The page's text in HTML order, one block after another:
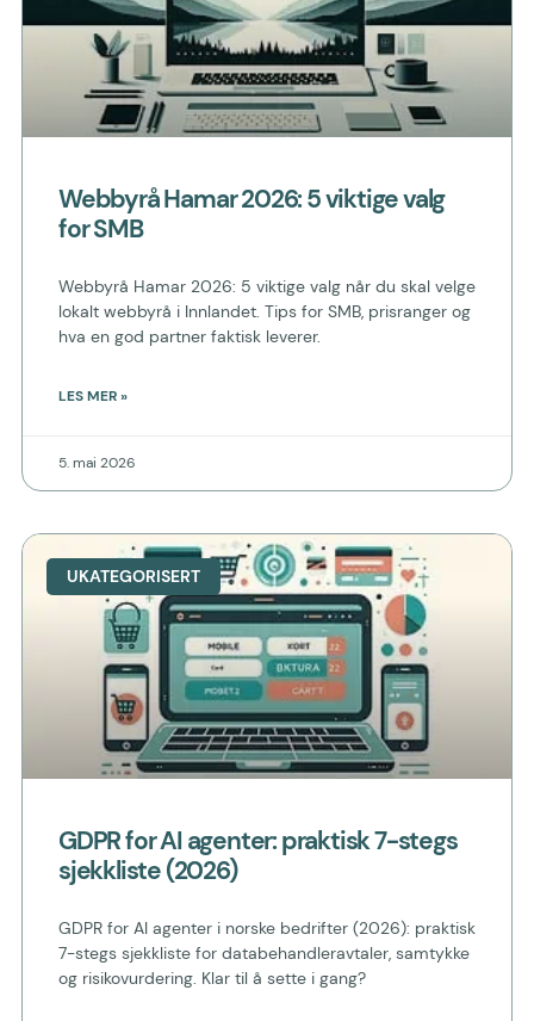
Webbyrå Hamar 2026: 5 viktige valg
for SMB
Webbyrå Hamar 2026: 5 viktige valg når du skal velge
lokalt webbyrå i Innlandet. Tips for SMB, prisranger og
hva en god partner faktisk leverer.
LES MER »
5. mai 2026
UKATEGORISERT
GDPR for AI agenter: praktisk 7-stegs
sjekkliste (2026)
GDPR for AI agenter i norske bedrifter (2026): praktisk
7-stegs sjekkliste for databehandleravtaler, samtykke
og risikovurdering. Klar til å sette i gang?